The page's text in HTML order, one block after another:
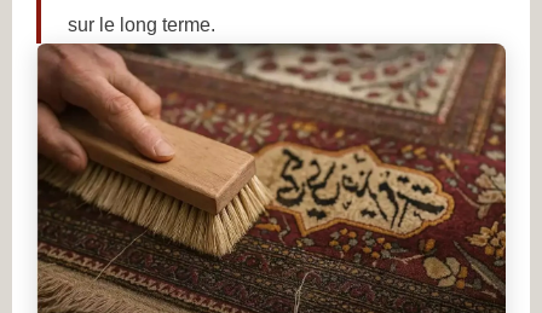
sur le long terme.